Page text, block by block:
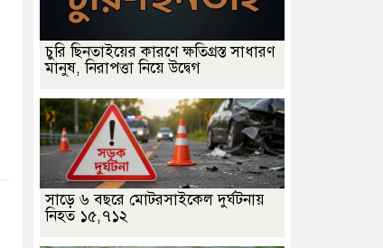
চুরি ছিনতাইয়ের কারণে ক্ষতিগ্রস্ত সাধারণ
মানুষ, নিরাপত্তা নিয়ে উদ্বেগ
সাড়ে ৬ বছরে মোটরসাইকেল দুর্ঘটনায়
নিহত ১৫,৭১২